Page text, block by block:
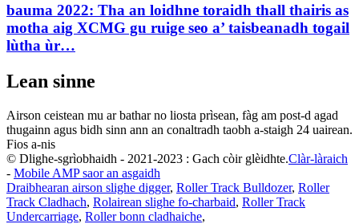
bauma 2022: Tha an loidhne toraidh thall thairis as
motha aig XCMG gu ruige seo a’ taisbeanadh togail
lùtha ùr…
Lean sinne
Airson ceistean mu ar bathar no liosta prìsean, fàg am post-d agad
thugainn agus bidh sinn ann an conaltradh taobh a-staigh 24 uairean.
Fios a-nis
© Dlighe-sgrìobhaidh - 2021-2023 : Gach còir glèidhte.Clàr-làraich
- Mobile AMP saor an asgaidh
Draibhearan airson slighe digger, Roller Track Bulldozer, Roller
Track Cladhach, Rolairean slighe fo-charbaid, Roller Track
Undercarriage, Roller bonn cladhaiche,